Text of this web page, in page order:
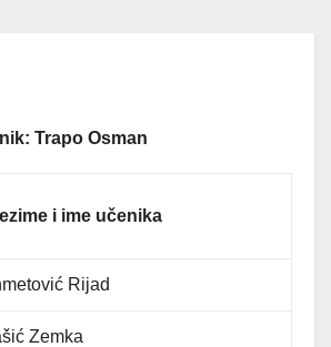
Osman
i ime učenika
Rijad
Zemka